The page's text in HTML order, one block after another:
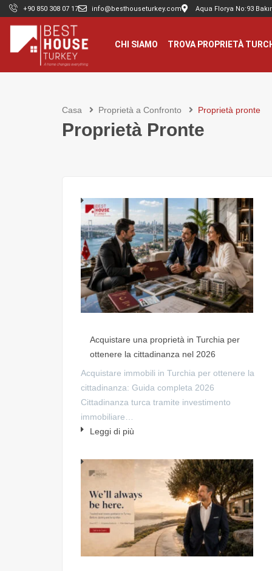
+90 850 308 07 17 info@besthouseturkey.com Aqua Florya No:93
CHI SIAMO TROVA PROPRIETÀ
Casa Proprietà a Confronto Proprietà pronte
Proprietà Pronte
Acquistare una proprietà in Turchia per
ottenere la cittadinanza nel 2026
Acquistare immobili in Turchia per ottenere la
cittadinanza: Guida completa 2026
Cittadinanza turca tramite investimento
immobiliare…
Leggi di più